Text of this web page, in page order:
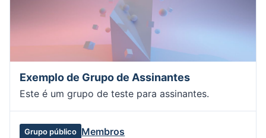
Exemplo de Grupo de Assinantes
Este é um grupo de teste para assinantes.
Grupo público Membros